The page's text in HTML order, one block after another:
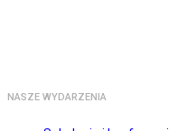
NASZE WYDARZENIA